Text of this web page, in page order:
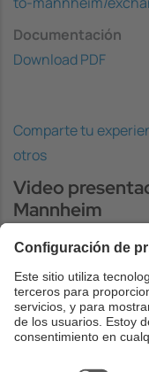
Documentación
Download PDF
Comparte tu
otros
Video
Mannheim